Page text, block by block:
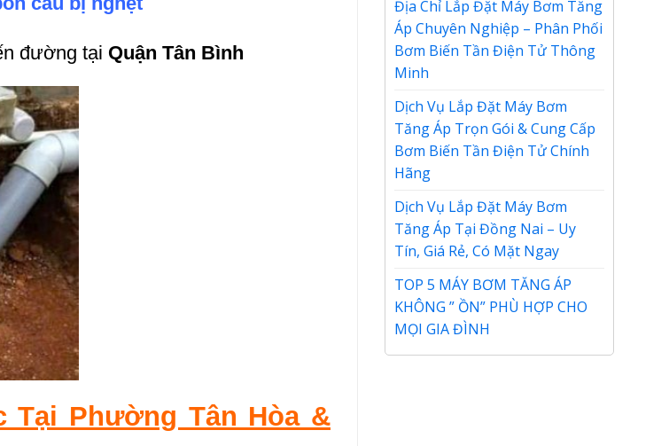
đường tại Quận Tân Bình
Tại Phường Tân Hòa &
Địa Chỉ Lắp Đặt Máy Bơm Tăng
Áp Chuyên Nghiệp – Phân Phối
Bơm Biến Tần Điện Tử Thông
Minh
Dịch Vụ Lắp Đặt Máy Bơm
Tăng Áp Trọn Gói & Cung Cấp
Bơm Biến Tần Điện Tử Chính
Hãng
Dịch Vụ Lắp Đặt Máy Bơm
Tăng Áp Tại Đồng Nai – Uy
Tín, Giá Rẻ, Có Mặt Ngay
TOP 5 MÁY BƠM TĂNG ÁP
KHÔNG ” ỒN” PHÙ HỢP CHO
MỌI GIA ĐÌNH